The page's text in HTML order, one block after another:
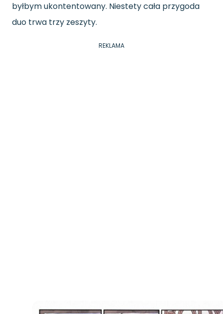
byłbym ukontentowany. Niestety cała przygoda
duo trwa trzy zeszyty.
REKLAMA